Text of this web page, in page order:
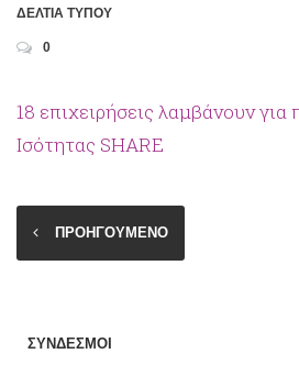
ΔΕΛΤΙΑ ΤΥΠΟΥ
0
18 επιχειρήσεις λαμβάνουν
Ισότητας SHARE
ΠΡΟΗΓΟΥΜΕΝΟ
ΣΥΝΔΕΣΜΟΙ